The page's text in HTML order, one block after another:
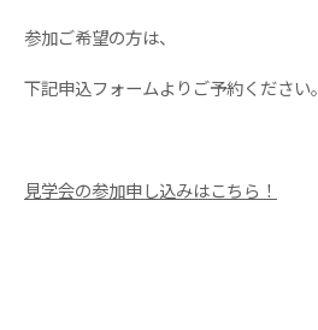
参加ご希望の方は、
下記申込フォームよりご予約ください。
見学会の参加申し込みはこちら！